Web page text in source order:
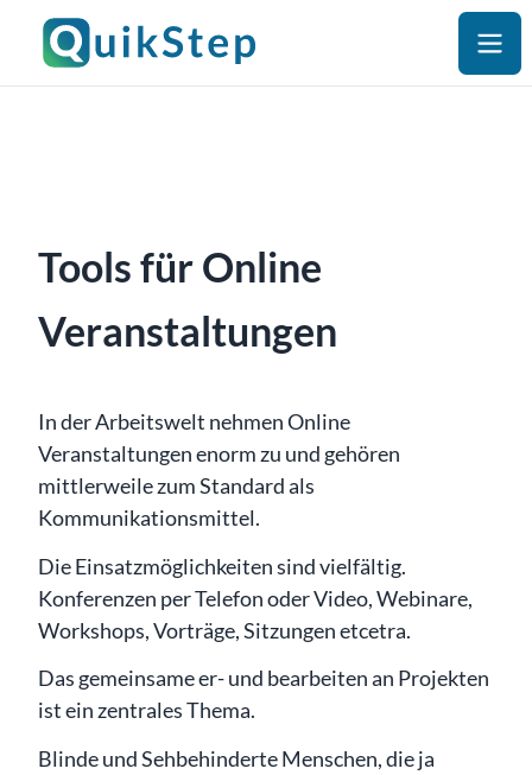
Tools für Online
Veranstaltungen
In der Arbeitswelt nehmen Online
Veranstaltungen enorm zu und gehören
mittlerweile zum Standard als
Kommunikationsmittel.
Die Einsatzmöglichkeiten sind vielfältig.
Konferenzen per Telefon oder Video, Webinare,
Workshops, Vorträge, Sitzungen etcetra.
Das gemeinsame er- und bearbeiten an Projekten
ist ein zentrales Thema.
Blinde und Sehbehinderte Menschen, die ja